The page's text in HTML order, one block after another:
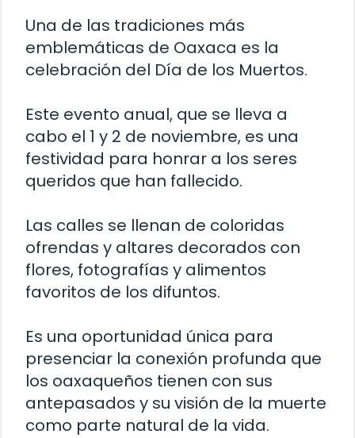
Una de las tradiciones más
emblemáticas de Oaxaca es la
celebración del Día de los Muertos.
Este evento anual, que se lleva a
cabo el 1 y 2 de noviembre, es una
festividad para honrar a los seres
queridos que han fallecido.
Las calles se llenan de coloridas
ofrendas y altares decorados con
flores, fotografías y alimentos
favoritos de los difuntos.
Es una oportunidad única para
presenciar la conexión profunda que
los oaxaqueños tienen con sus
antepasados y su visión de la muerte
como parte natural de la vida.